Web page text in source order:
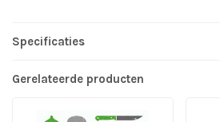
Specificaties
Gerelateerde producten